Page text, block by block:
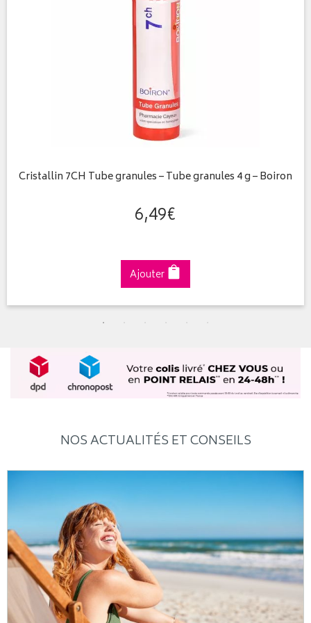
Cristallin 7CH Tube granules – Tube granules 4 g – Boiron
6,49€
Ajouter
NOS ACTUALITÉS ET CONSEILS